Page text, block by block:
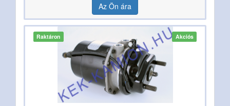
Az Ön ára
Raktáron Akciós